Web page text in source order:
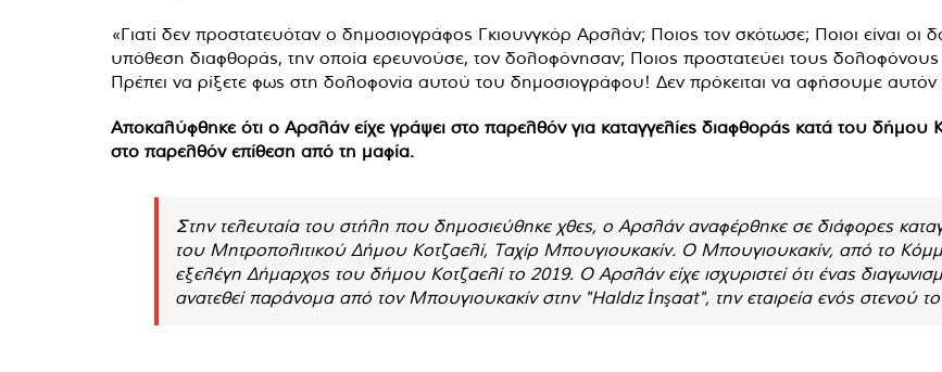
«Γιατί δεν προστατευόταν ο δημοσιογράφος Γκιουνγκόρ Αρσλάν; Ποιος τον σκότωσε; Ποιοι είναι οι
υπόθεση διαφθοράς, την οποία ερευνούσε, τον δολοφόνησαν; Ποιος προστατεύει τους
Πρέπει να ρίξετε φως στη δολοφονία αυτού του δημοσιογράφου! Δεν πρόκειται να αφήσουμε αυτόν
Αποκαλύφθηκε ότι ο Αρσλάν είχε γράψει στο παρελθόν για καταγγελίες διαφθοράς κατά του δήμου
στο παρελθόν επίθεση από τη μαφία.
Στην τελευταία του στήλη που δημοσιεύθηκε χθες, ο Αρσλάν αναφέρθηκε σε διάφορες
του Μητροπολιτικού Δήμου Κοτζαελί, Ταχίρ Μπουγιουκακίν. Ο Μπουγιουκακίν, από το
εξελέγη Δήμαρχος του δήμου Κοτζαελί το 2019. Ο Αρσλάν είχε ισχυριστεί ότι ένας
ανατεθεί παράνομα από τον Μπουγιουκακίν στην "Haldız İnşaat", την εταιρεία ενός στενού